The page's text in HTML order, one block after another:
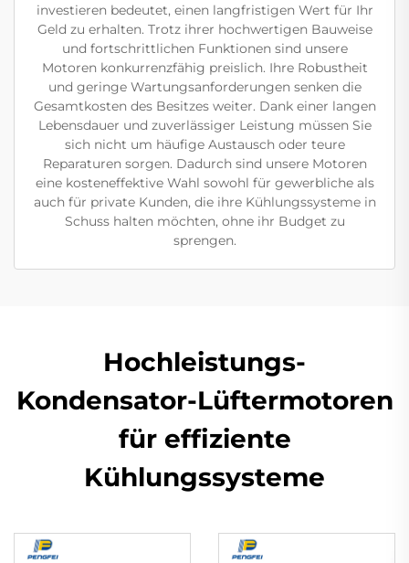
investieren bedeutet, einen langfristigen Wert für Ihr
Geld zu erhalten. Trotz ihrer hochwertigen Bauweise
und fortschrittlichen Funktionen sind unsere
Motoren konkurrenzfähig preislich. Ihre Robustheit
und geringe Wartungsanforderungen senken die
Gesamtkosten des Besitzes weiter. Dank einer langen
Lebensdauer und zuverlässiger Leistung müssen Sie
sich nicht um häufige Austausch oder teure
Reparaturen sorgen. Dadurch sind unsere Motoren
eine kosteneffektive Wahl sowohl für gewerbliche als
auch für private Kunden, die ihre Kühlungssysteme in
Schuss halten möchten, ohne ihr Budget zu
sprengen.
Hochleistungs-
Kondensator-Lüftermotoren
für effiziente
Kühlungssysteme